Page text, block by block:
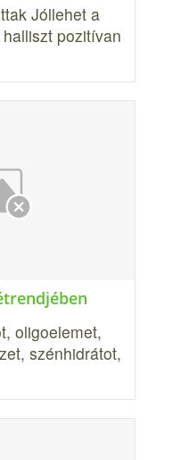
Jóllehet a
pozitívan
oligoelemet,
szénhidrátot,